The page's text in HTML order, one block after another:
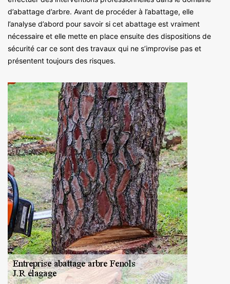
d’abattage d’arbre. Avant de procéder à l’abattage, elle
l’analyse d’abord pour savoir si cet abattage est vraiment
nécessaire et elle mette en place ensuite des dispositions de
sécurité car ce sont des travaux qui ne s’improvise pas et
présentent toujours des risques.